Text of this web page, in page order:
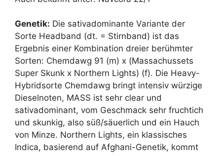
Genetik: Die sativadominante Variante der
Sorte Headband (dt. = Stirnband) ist das
Ergebnis einer Kombination dreier berühmter
Sorten: Chemdawg 91 (m) x (Massachussets
Super Skunk x Northern Lights) (f). Die Heavy-
Hybridsorte Chemdawg bringt intensiv würzige
Dieselnoten, MASS ist sehr clear und
sativadominant, vom Geschmack sehr fruchtich
und skunkig, also süß/säuerlich und ein Hauch
von Minze. Northern Lights, ein klassisches
Indica, basierend auf Afghani-Genetik, kommt